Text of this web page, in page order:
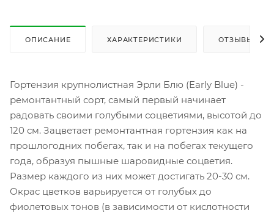
ОПИСАНИЕ ХАРАКТЕРИСТИКИ ОТЗЫВЫ
Гортензия крупнолистная Эрли Блю (Early Blue) -
ремонтантный сорт, самый первый начинает
радовать своими голубыми соцветиями, высотой до
120 см. Зацветает ремонтантная гортензия как на
прошлогодних побегах, так и на побегах текущего
года, образуя пышные шаровидные соцветия.
Размер каждого из них может достигать 20-30 см.
Окрас цветков варьируется от голубых до
фиолетовых тонов (в зависимости от кислотности